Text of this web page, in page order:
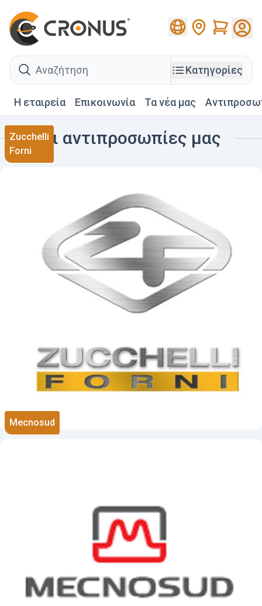
Cart
search
Κατηγορίες
Η εταιρεία Επικοινωνία Τα νέα μας
Οι αντιπροσωπίες μας
Zucchelli
Forni
Mecnosud